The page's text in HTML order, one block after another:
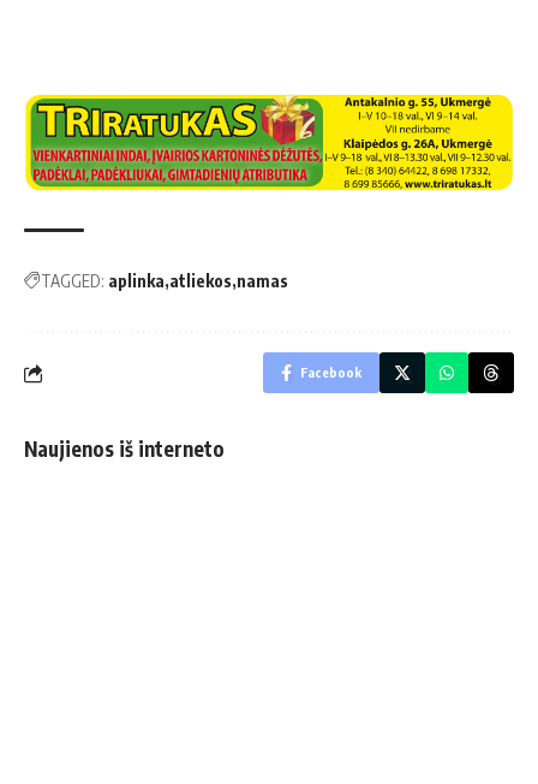
TAGGED: aplinka atliekos namas
Facebook
Naujienos iš interneto